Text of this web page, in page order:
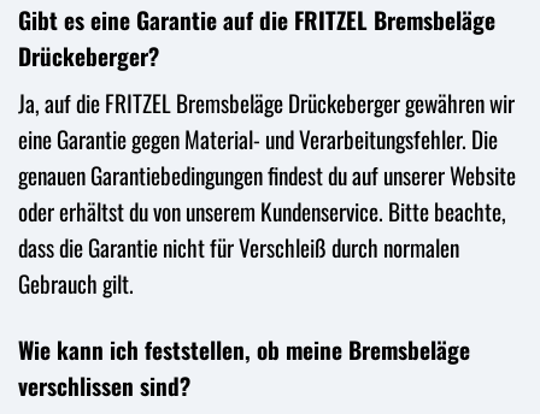
Gibt es eine Garantie auf die FRITZEL Bremsbeläge
Drückeberger?
Ja, auf die FRITZEL Bremsbeläge Drückeberger gewähren wir
eine Garantie gegen Material- und Verarbeitungsfehler. Die
genauen Garantiebedingungen findest du auf unserer Website
oder erhältst du von unserem Kundenservice. Bitte beachte,
dass die Garantie nicht für Verschleiß durch normalen
Gebrauch gilt.
Wie kann ich feststellen, ob meine Bremsbeläge
verschlissen sind?